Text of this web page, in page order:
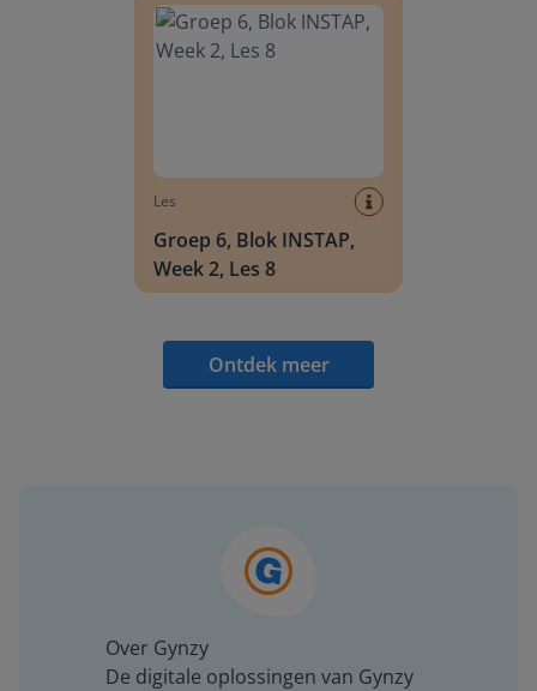
Les
Groep 6, Blok INSTAP,
Week 2, Les 8
Ontdek meer
Over Gynzy
De digitale oplossingen van Gynzy